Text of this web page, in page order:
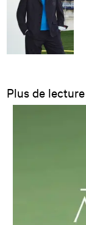
Plus de lecture